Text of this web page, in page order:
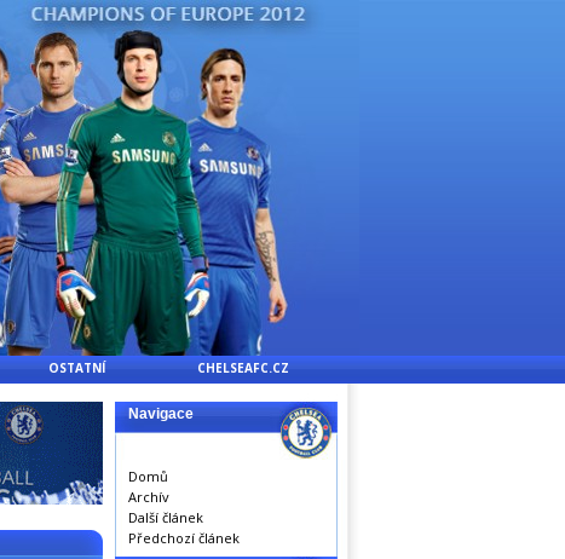
OSTATNÍ CHELSEAFC.CZ
Navigace
Domů
Archív
Další článek
Předchozí článek